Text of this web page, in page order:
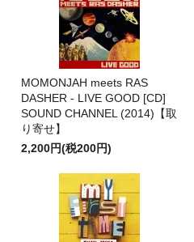
MOMONJAH meets RAS
DASHER - LIVE GOOD [CD]
SOUND CHANNEL (2014)【取
り寄せ】
2,200円(税200円)